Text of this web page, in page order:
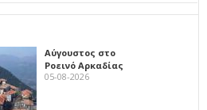
Αύγουστος στο
Ροεινό Αρκαδίας
05-08-2026